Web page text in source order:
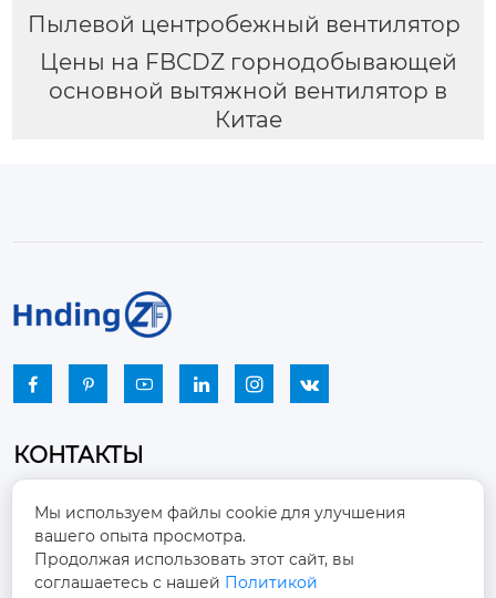
Пылевой центробежный вентилятор
Цены на FBCDZ горнодобывающей
основной вытяжной вентилятор в
Китае
     
КОНТАКТЫ

Промышленный парк, город Наньцзяо,
район Чжоуцунь, город Цзыбо, провинция
Шаньдун
Мы используем файлы cookie для улучшения
вашего опыта просмотра.
Продолжая использовать этот сайт, вы
соглашаетесь с нашей Политикой